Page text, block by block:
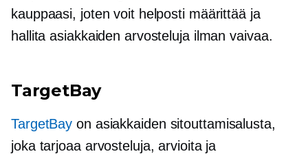
kauppaasi, joten voit helposti määrittää ja
hallita asiakkaiden arvosteluja ilman vaivaa.
TargetBay
TargetBay on asiakkaiden sitouttamisalusta,
joka tarjoaa arvosteluja, arvioita ja